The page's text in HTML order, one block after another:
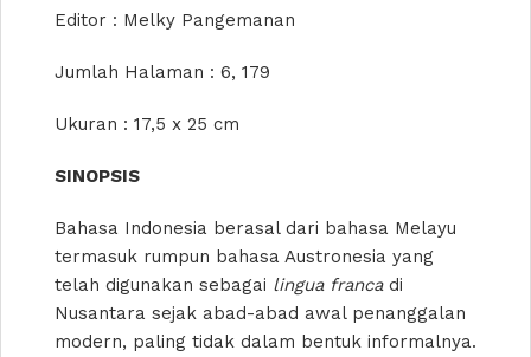
Editor : Melky Pangemanan
Jumlah Halaman : 6, 179
Ukuran : 17,5 x 25 cm
SINOPSIS
Bahasa Indonesia berasal dari bahasa Melayu
termasuk rumpun bahasa Austronesia yang
telah digunakan sebagai lingua franca di
Nusantara sejak abad-abad awal penanggalan
modern, paling tidak dalam bentuk informalnya.